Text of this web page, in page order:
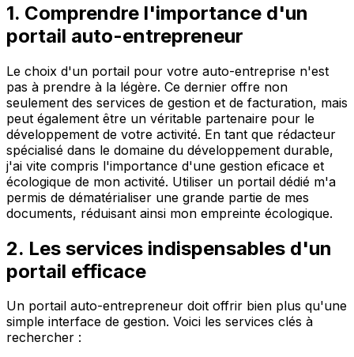
1. Comprendre l'importance d'un
portail auto-entrepreneur
Le choix d'un portail pour votre auto-entreprise n'est
pas à prendre à la légère. Ce dernier offre non
seulement des services de gestion et de facturation, mais
peut également être un véritable partenaire pour le
développement de votre activité. En tant que rédacteur
spécialisé dans le domaine du développement durable,
j'ai vite compris l'importance d'une gestion eficace et
écologique de mon activité. Utiliser un portail dédié m'a
permis de dématérialiser une grande partie de mes
documents, réduisant ainsi mon empreinte écologique.
2. Les services indispensables d'un
portail efficace
Un portail auto-entrepreneur doit offrir bien plus qu'une
simple interface de gestion. Voici les services clés à
rechercher :